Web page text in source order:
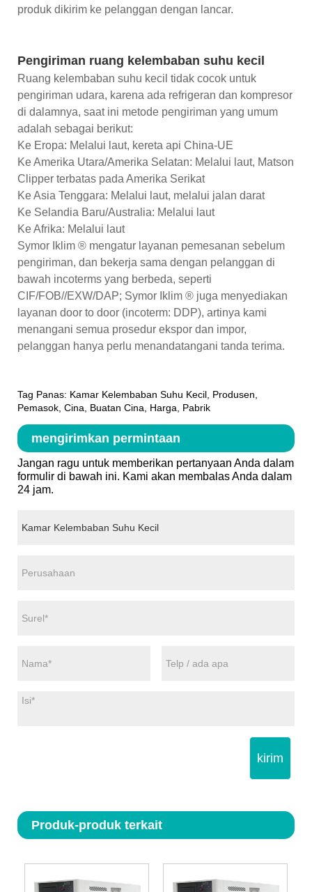
produk dikirim ke pelanggan dengan lancar.
Pengiriman ruang kelembaban suhu kecil
Ruang kelembaban suhu kecil tidak cocok untuk
pengiriman udara, karena ada refrigeran dan kompresor
di dalamnya, saat ini metode pengiriman yang umum
adalah sebagai berikut:
Ke Eropa: Melalui laut, kereta api China-UE
Ke Amerika Utara/Amerika Selatan: Melalui laut, Matson
Clipper terbatas pada Amerika Serikat
Ke Asia Tenggara: Melalui laut, melalui jalan darat
Ke Selandia Baru/Australia: Melalui laut
Ke Afrika: Melalui laut
Symor Iklim ® mengatur layanan pemesanan sebelum
pengiriman, dan bekerja sama dengan pelanggan di
bawah incoterms yang berbeda, seperti
CIF/FOB//EXW/DAP; Symor Iklim ® juga menyediakan
layanan door to door (incoterm: DDP), artinya kami
menangani semua prosedur ekspor dan impor,
pelanggan hanya perlu menandatangani tanda terima.
Tag Panas: Kamar Kelembaban Suhu Kecil, Produsen,
Pemasok, Cina, Buatan Cina, Harga, Pabrik
mengirimkan permintaan
Jangan ragu untuk memberikan pertanyaan Anda dalam
formulir di bawah ini. Kami akan membalas Anda dalam
24 jam.
kirim
Produk-produk terkait